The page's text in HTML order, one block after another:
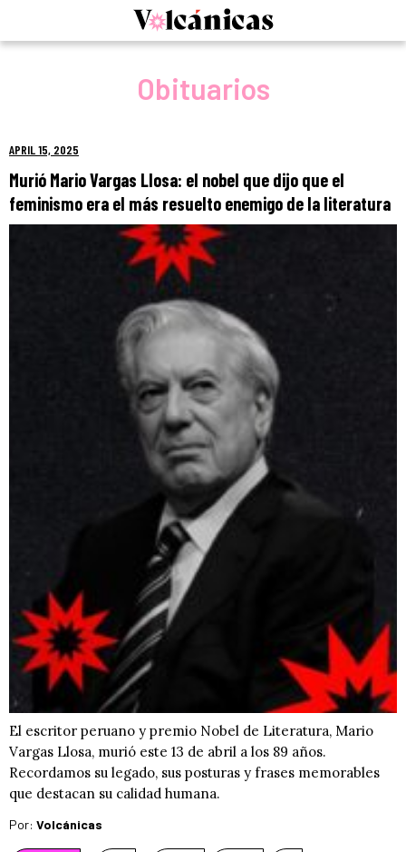
Obituarios
APRIL 15, 2025
Murió Mario Vargas Llosa: el nobel que dijo que el
feminismo era el más resuelto enemigo de la literatura
El escritor peruano y premio Nobel de Literatura, Mario
Vargas Llosa, murió este 13 de abril a los 89 años.
Recordamos su legado, sus posturas y frases memorables
que destacan su calidad humana.
Por: Volcánicas